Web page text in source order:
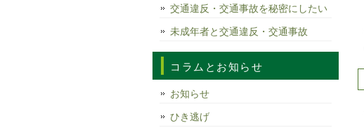
交通違反・交通事故を秘密にしたい
未成年者と交通違反・交通事故
コラムとお知らせ
お知らせ
ひき逃げ